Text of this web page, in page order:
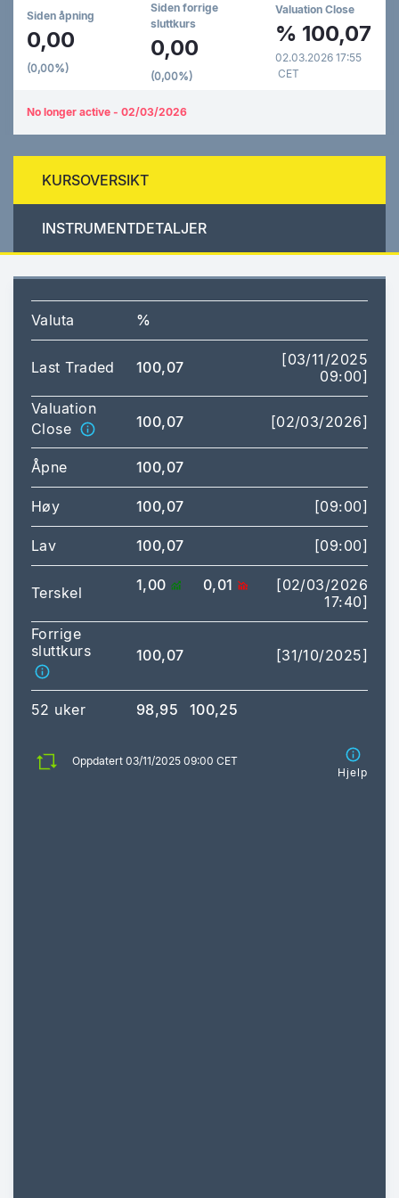
Siden åpning
0,00
(0,00%)
Siden forrige
sluttkurs
0,00
(0,00%)
Valuation Close
% 100,07
02.03.2026 17:55
CET
No longer active - 02/03/2026
KURSOVERSIKT
INSTRUMENTDETALJER
Valuta %
Last Traded 100,07
[03/11/2025
09:00]
Valuation
Close
100,07 [02/03/2026]
Åpne 100,07
Høy 100,07 [09:00]
Lav 100,07 [09:00]
Terskel 1,00 0,01
[02/03/2026
17:40]
Forrige
sluttkurs
100,07 [31/10/2025]
52 uker 98,95 100,25
Oppdatert 03/11/2025 09:00 CET
Hjelp